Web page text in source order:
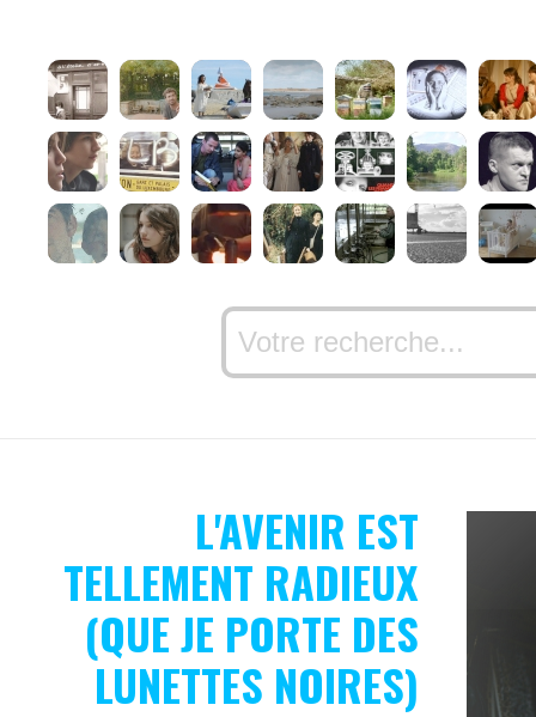
L'AVENIR EST
TELLEMENT RADIEUX
(QUE JE PORTE DES
LUNETTES NOIRES)